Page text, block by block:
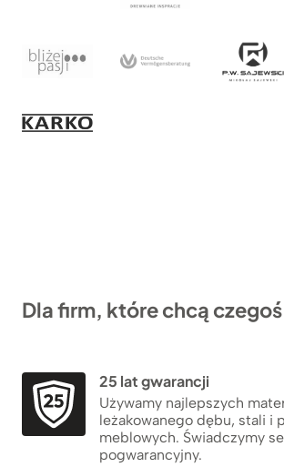
Dla firm, które chcą
25 lat gwarancji
Używamy najlepszych
leżakowanego dębu, stali i
meblowych. Świadczymy
pogwarancyjny.